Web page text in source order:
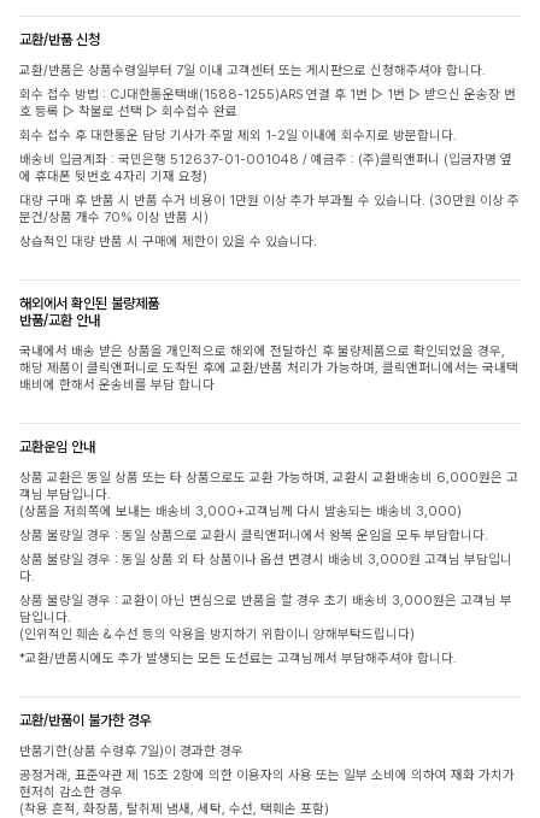
교환/반품 신청
교환/반품은 상품수령일부터 7일 이내 고객센터 또는 게시판으로 신청해주셔야 합니다.
회수 접수 방법 : CJ대한통운택배(1588-1255)ARS 연결 후 1번 ▷ 1번 ▷ 받으신 운송장 번
호 등록 ▷ 착불로 선택 ▷ 회수접수 완료
회수 접수 후 대한통운 담당 기사가 주말 제외 1-2일 이내에 회수지로 방문합니다.
배송비 입금계좌 : 국민은행 512637-01-001048 / 예금주 : (주)클릭앤퍼니 (입금자명 옆
에 휴대폰 뒷번호 4자리 기재 요청)
대량 구매 후 반품 시 반품 수거 비용이 1만원 이상 추가 부과될 수 있습니다. (30만원 이상 주
문건/상품 개수 70% 이상 반품 시)
상습적인 대량 반품 시 구매에 제한이 있을 수 있습니다.
해외에서 확인된 불량제품
반품/교환 안내
국내에서 배송 받은 상품을 개인적으로 해외에 전달하신 후 불량제품으로 확인되었을 경우,
해당 제품이 클릭앤퍼니로 도착된 후에 교환/반품 처리가 가능하며, 클릭앤퍼니에서는 국내택
배비에 한해서 운송비를 부담 합니다
교환운임 안내
상품 교환은 동일 상품 또는 타 상품으로도 교환 가능하며, 교환시 교환배송비 6,000원은 고
객님 부담입니다.
(상품을 저희쪽에 보내는 배송비 3,000+고객님께 다시 발송되는 배송비 3,000)
상품 불량일 경우 : 동일 상품으로 교환시 클릭앤퍼니에서 왕복 운임을 모두 부담합니다.
상품 불량일 경우 : 동일 상품 외 타 상품이나 옵션 변경시 배송비 3,000원 고객님 부담입니
다.
상품 불량일 경우 : 교환이 아닌 변심으로 반품을 할 경우 초기 배송비 3,000원은 고객님 부
담입니다.
(인위적인 훼손 & 수선 등의 악용을 방지하기 위함이니 양해부탁드립니다)
*교환/반품시에도 추가 발생되는 모든 도선료는 고객님께서 부담해주셔야 합니다.
교환/반품이 불가한 경우
반품기한(상품 수령후 7일)이 경과한 경우
공정거래, 표준약관 제 15조 2항에 의한 이용자의 사용 또는 일부 소비에 의하여 재화 가치가
현저히 감소한 경우
(착용 흔적, 화장품, 탈취제 냄새, 세탁, 수선, 택훼손 포함)